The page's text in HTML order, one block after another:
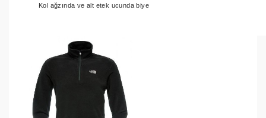
Kol ağzında ve alt etek ucunda biye